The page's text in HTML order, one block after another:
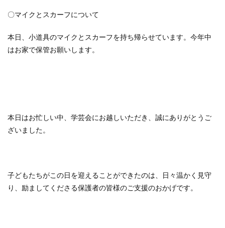
〇マイクとスカーフについて
本日、小道具のマイクとスカーフを持ち帰らせています。今年中
はお家で保管お願いします。
本日はお忙しい中、学芸会にお越しいただき、誠にありがとうご
ざいました。
子どもたちがこの日を迎えることができたのは、日々温かく見守
り、励ましてくださる保護者の皆様のご支援のおかげです。